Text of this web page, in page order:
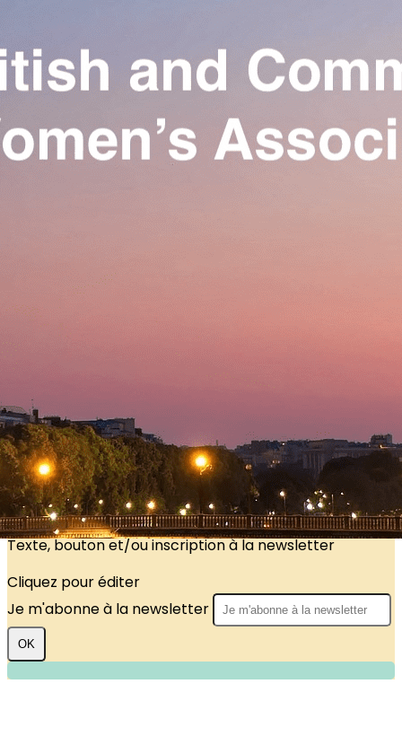
Exporter uniquement les colonnes affichées
Ajoutez un logo, un bouton, des réseaux sociaux
Our Association
Activities
Join us
?>
Images de la page d'accueil
Cliquez pour éditer
Texte, bouton et/ou inscription à la newsletter
Cliquez pour éditer
Je m'abonne à la newsletter
OK